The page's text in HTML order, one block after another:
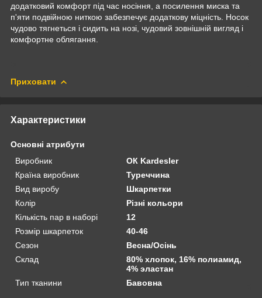
додатковий комфорт під час носіння, а посилення миска та
п'яти подвійною ниткою забезпечує додаткову міцність. Носок
чудово тягнеться і сидить на нозі, чудовий зовнішній вигляд і
комфортне облягання.
Приховати
Характеристики
Основні атрибути
Виробник
ОК Kardesler
Країна виробник
Туреччина
Вид виробу
Шкарпетки
Колір
Різні кольори
Кількість пар в наборі
12
Розмір шкарпеток
40-46
Сезон
Весна/Осінь
Склад
80% хлопок, 16% полиамид,
4% эластан
Тип тканини
Бавовна